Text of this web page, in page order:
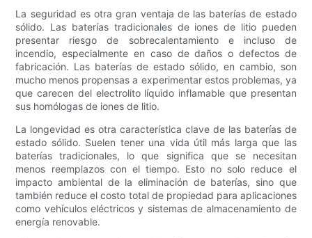
La seguridad es otra gran ventaja de las baterías de estado
sólido. Las baterías tradicionales de iones de litio pueden
presentar riesgo de sobrecalentamiento e incluso de
incendio, especialmente en caso de daños o defectos de
fabricación. Las baterías de estado sólido, en cambio, son
mucho menos propensas a experimentar estos problemas, ya
que carecen del electrolito líquido inflamable que presentan
sus homólogas de iones de litio.
La longevidad es otra característica clave de las baterías de
estado sólido. Suelen tener una vida útil más larga que las
baterías tradicionales, lo que significa que se necesitan
menos reemplazos con el tiempo. Esto no solo reduce el
impacto ambiental de la eliminación de baterías, sino que
también reduce el costo total de propiedad para aplicaciones
como vehículos eléctricos y sistemas de almacenamiento de
energía renovable.